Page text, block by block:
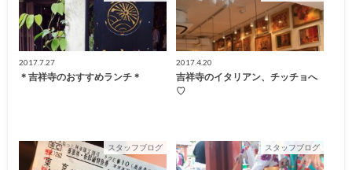
2017.7.27
＊吉祥寺のおすすめランチ＊
2017.4.20
吉祥寺のイタリアン、チッチョへ
♡
スタッフブログ スタッフブログ